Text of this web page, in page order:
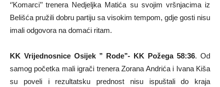
‘’Komarci’’ trenera Nedjeljka Matića su svojim vršnjacima iz
Belišća pružili dobru partiju sa visokim tempom, gdje gosti nisu
imali odgovora na domaći ritam.
KK Vrijednosnice Osijek ’’ Rode’’- KK Požega 58:36. Od
samog početka mali igrači trenera Zorana Andrića i Ivana Kiša
su poveli i rezultatsku prednost nisu ispuštali do kraja